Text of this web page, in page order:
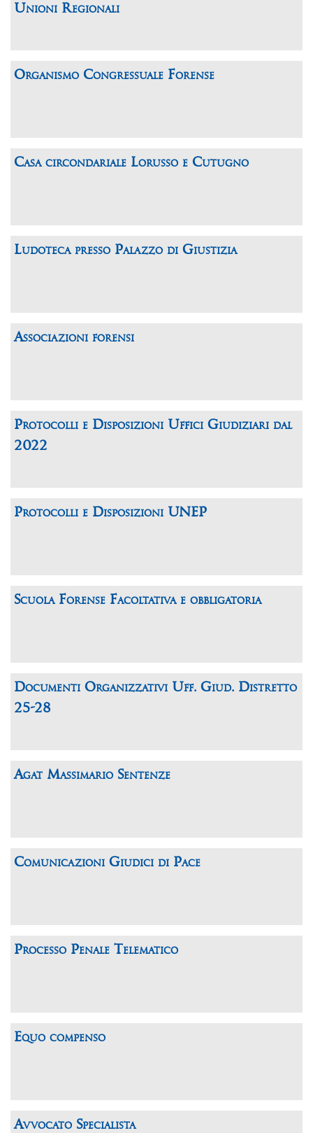
Unioni Regionali
Organismo Congressuale Forense
Casa circondariale Lorusso e Cutugno
Ludoteca presso Palazzo di Giustizia
Associazioni forensi
Protocolli e Disposizioni Uffici Giudiziari dal
2022
Protocolli e Disposizioni UNEP
Scuola Forense Facoltativa e obbligatoria
Documenti Organizzativi Uff. Giud. Distretto
25-28
Agat Massimario Sentenze
Comunicazioni Giudici di Pace
Processo Penale Telematico
Equo compenso
Avvocato Specialista